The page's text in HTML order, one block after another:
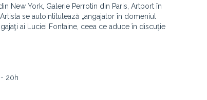
New York, Galerie Perrotin din Paris, Artport în
Artista se autointitulează „angajator în domeniul
ai Luciei Fontaine, ceea ce aduce în discuţie
20h